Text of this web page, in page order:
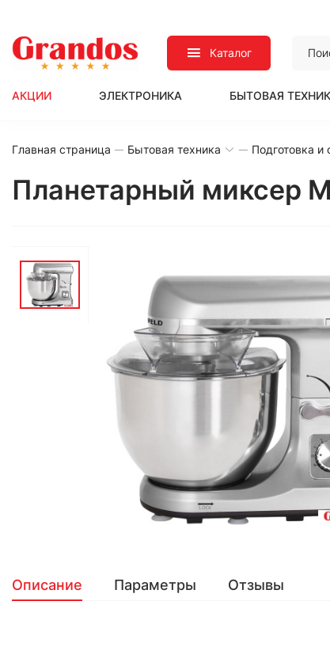
Каталог
АКЦИИ ЭЛЕКТРОНИКА БЫТОВАЯ
Главная страница Бытовая техника Подготовка и
Планетарный миксер
Описание Параметры Отзывы